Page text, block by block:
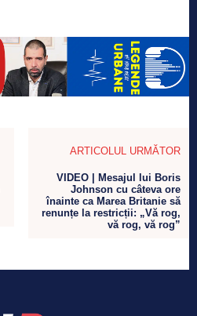
ARTICOLUL URMĂTOR
VIDEO | Mesajul lui Boris
Johnson cu câteva ore
înainte ca Marea Britanie să
renunțe la restricții: „Vă rog,
vă rog, vă rog”